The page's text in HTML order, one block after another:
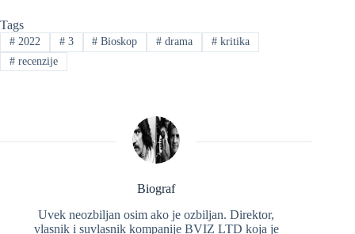
Tags
#2022 #3 # Bioskop # drama # kritika
#recenzije
Biograf
Uvek neozbiljan osim ako je ozbiljan. Direktor,
vlasnik i suvlasnik kompanije BVIZ LTD koja je